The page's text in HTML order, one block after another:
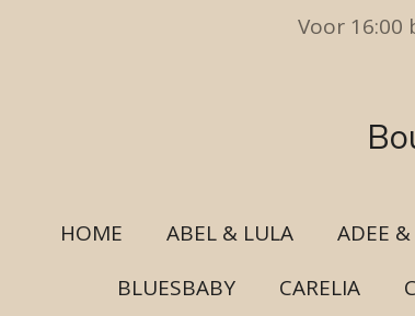
Voor 16:00
HOME ABEL & LULA ADEE
BLUESBABY
CARELIA